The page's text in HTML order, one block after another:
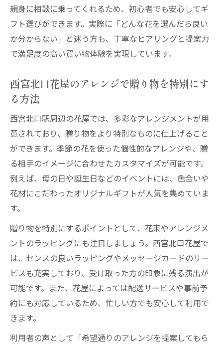
親身に相談に乗ってくれるため、初心者でも安心してギ
フト選びができます。実際に「どんな花を選んだら良い
か分からない」と迷う方も、丁寧なヒアリングと提案力
で満足度の高い買い物体験を実現しています。
西宮北口花屋のアレンジで贈り物を特別にす
る方法
西宮北口駅周辺の花屋では、多彩なアレンジメントが用
意されており、贈り物をより特別なものに仕上げること
ができます。季節の花を使った個性的なアレンジや、贈
る相手のイメージに合わせたカスタマイズが可能です。
例えば、母の日や誕生日などのイベントには、色合いや
花材にこだわったオリジナルギフトが人気を集めていま
す。
贈り物を特別にするポイントとして、花束やアレンジメ
ントのラッピングにも注目しましょう。西宮北口花屋で
は、センスの良いラッピングやメッセージカードのサー
ビスも充実しており、受け取った方の印象に残る演出が
可能です。また、花屋によっては配送サービスや事前予
約にも対応しているため、忙しい方でも安心して利用で
きます。
利用者の声として「希望通りのアレンジを提案してもら